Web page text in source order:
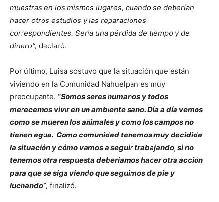
muestras en los mismos lugares, cuando se deberían
hacer otros estudios y las reparaciones
correspondientes. Sería una pérdida de tiempo y de
dinero”, declaró.
Por último, Luisa sostuvo que la situación que están
viviendo en la Comunidad Nahuelpan es muy
preocupante. “Somos seres humanos y todos
merecemos vivir en un ambiente sano. Día a día vemos
como se mueren los animales y como los campos no
tienen agua. Como comunidad tenemos muy decidida
la situación y cómo vamos a seguir trabajando, si no
tenemos otra respuesta deberíamos hacer otra acción
para que se siga viendo que seguimos de pie y
luchando”, finalizó.